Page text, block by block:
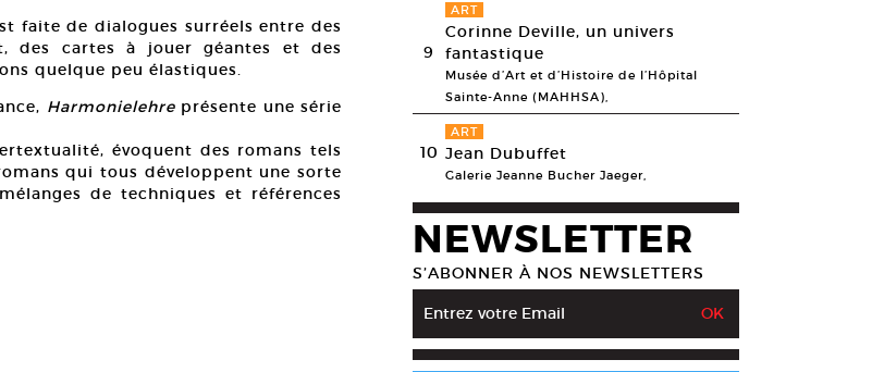
faite de dialogues surréels entre des
des cartes à jouer géantes et des
quelque peu élastiques.
Harmonielehreprésente une série
évoquent des romans tels
qui tous développent une sorte
de techniques et références
9
ART
Corinne Deville, un univers
fantastique
Musée d’Art et d’Histoire de l’Hôpital
Sainte-Anne (MAHHSA),
10
ART
Jean Dubuffet
Galerie Jeanne Bucher Jaeger,
NEWSLETTER
S’ABONNER À NOS NEWSLETTERS